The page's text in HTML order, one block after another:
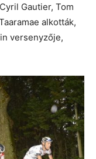
Gautier, Tom
alkották,
versenyzője,